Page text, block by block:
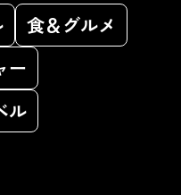
食＆グルメ
ー
ル